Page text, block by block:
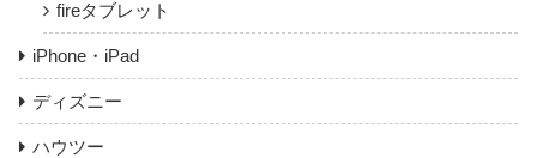
fireタブレット
iPhone・iPad
ディズニー
ハウツー